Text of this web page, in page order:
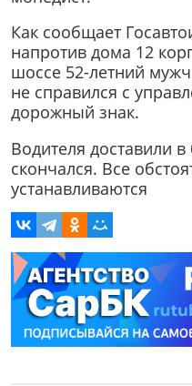
Как сообщает
напротив дома 12
шоссе 52-летний
не справился с
дорожный знак.
Водителя доставили
скончался. Все
устанавливаются